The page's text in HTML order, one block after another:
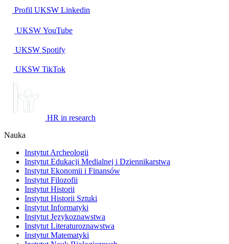
Profil UKSW Linkedin
UKSW YouTube
UKSW Spotify
UKSW TikTok
HR in research
Nauka
Instytut Archeologii
Instytut Edukacji Medialnej i Dziennikarstwa
Instytut Ekonomii i Finansów
Instytut Filozofii
Instytut Historii
Instytut Historii Sztuki
Instytut Informatyki
Instytut Językoznawstwa
Instytut Literaturoznawstwa
Instytut Matematyki